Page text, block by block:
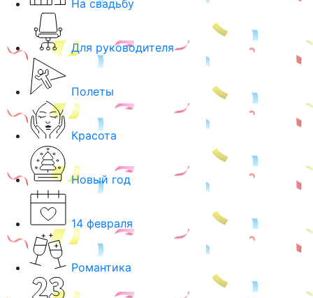
На свадьбу
Для руководителя
Полеты
Красота
Новый год
14 февраля
Романтика